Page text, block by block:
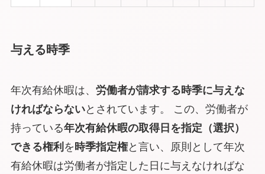
与える時季
年次有給休暇は、 労働者が請求する時季に与えな
ければならないとされています。 この、労働者が
持っている年次有給休暇の取得日を指定（選択）
できる権利 を時季指定権と言い、原則として年次
有給休暇は労働者が指定した日に与えなければな